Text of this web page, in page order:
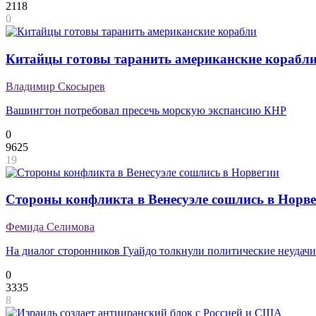
2118
0
Китайцы готовы таранить американские
Владимир Скосырев
Вашингтон потребовал пресечь морскую экспансию КНР
0
9625
19
Стороны конфликта в Венесуэле сошлись в
Фемида Селимова
На диалог сторонников Гуайдо толкнули политические неудачи
0
3335
8